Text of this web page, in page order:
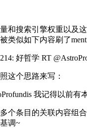
和搜索引擎权重以及
类似如下内容刷了
好哲学 RT
这个思路来写：
我记得以
个条目的关联内容组
调~